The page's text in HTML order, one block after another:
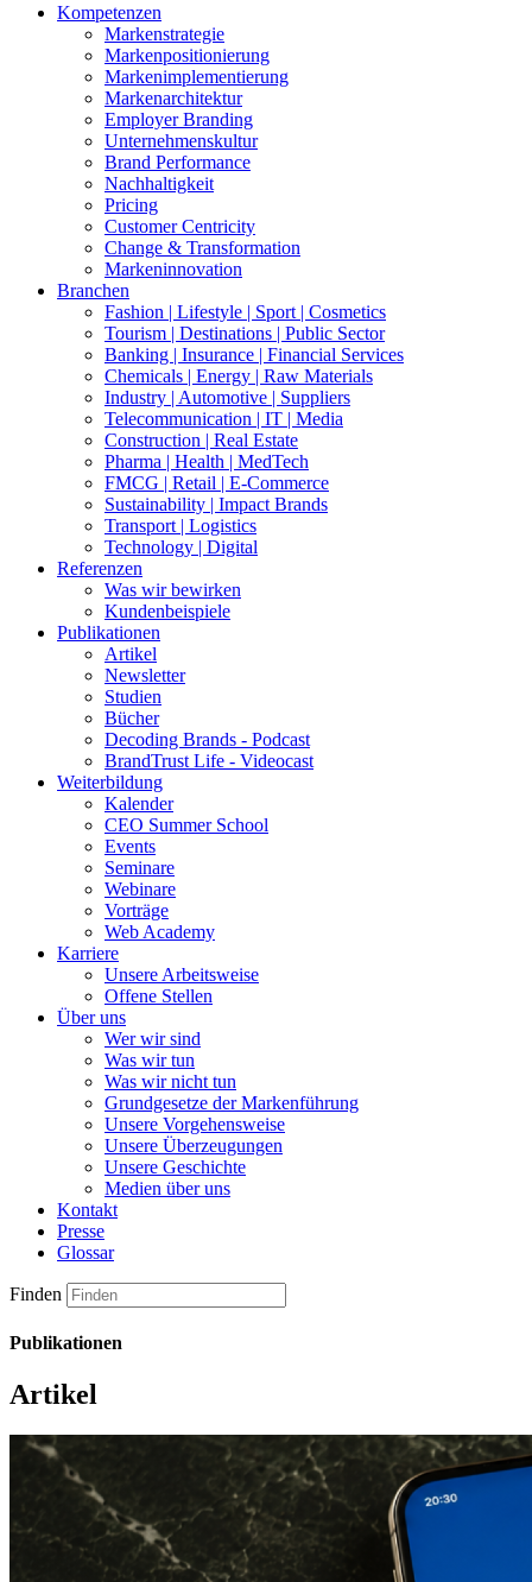
Kompetenzen
Markenstrategie
Markenpositionierung
Markenimplementierung
Markenarchitektur
Employer Branding
Unternehmenskultur
Brand Performance
Nachhaltigkeit
Pricing
Customer Centricity
Change & Transformation
Markeninnovation
Branchen
Fashion | Lifestyle | Sport | Cosmetics
Tourism | Destinations | Public Sector
Banking | Insurance | Financial Services
Chemicals | Energy | Raw Materials
Industry | Automotive | Suppliers
Telecommunication | IT | Media
Construction | Real Estate
Pharma | Health | MedTech
FMCG | Retail | E-Commerce
Sustainability | Impact Brands
Transport | Logistics
Technology | Digital
Referenzen
Was wir bewirken
Kundenbeispiele
Publikationen
Artikel
Newsletter
Studien
Bücher
Decoding Brands - Podcast
BrandTrust Life - Videocast
Weiterbildung
Kalender
CEO Summer School
Events
Seminare
Webinare
Vorträge
Web Academy
Karriere
Unsere Arbeitsweise
Offene Stellen
Über uns
Wer wir sind
Was wir tun
Was wir nicht tun
Grundgesetze der Markenführung
Unsere Vorgehensweise
Unsere Überzeugungen
Unsere Geschichte
Medien über uns
Kontakt
Presse
Glossar
Finden
Publikationen
Artikel